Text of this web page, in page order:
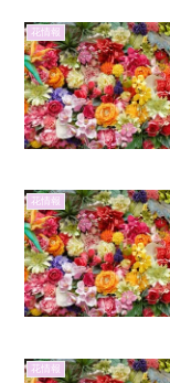
花情報
花情報
花情報